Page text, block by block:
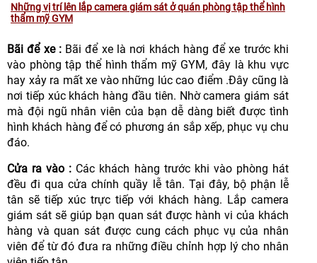
Những vị trí lên lắp camera giám sát ở quán phòng tập thể hình
thẩm mỹ GYM
Bãi để xe : Bãi để xe là nơi khách hàng để xe trước khi
vào phòng tập thể hình thẩm mỹ GYM, đây là khu vực
hay xảy ra mất xe vào những lúc cao điểm .Đây cũng là
nơi tiếp xúc khách hàng đầu tiên. Nhờ camera giám sát
mà đội ngũ nhân viên của bạn dễ dàng biết được tình
hình khách hàng để có phương án sắp xếp, phục vụ chu
đáo.
Cửa ra vào : Các khách hàng trước khi vào phòng hát
đều đi qua cửa chính quầy lễ tân. Tại đây, bộ phận lễ
tân sẽ tiếp xúc trực tiếp với khách hàng. Lắp camera
giám sát sẽ giúp bạn quan sát được hành vi của khách
hàng và quan sát được cung cách phục vụ của nhân
viên để từ đó đưa ra những điều chỉnh hợp lý cho nhân